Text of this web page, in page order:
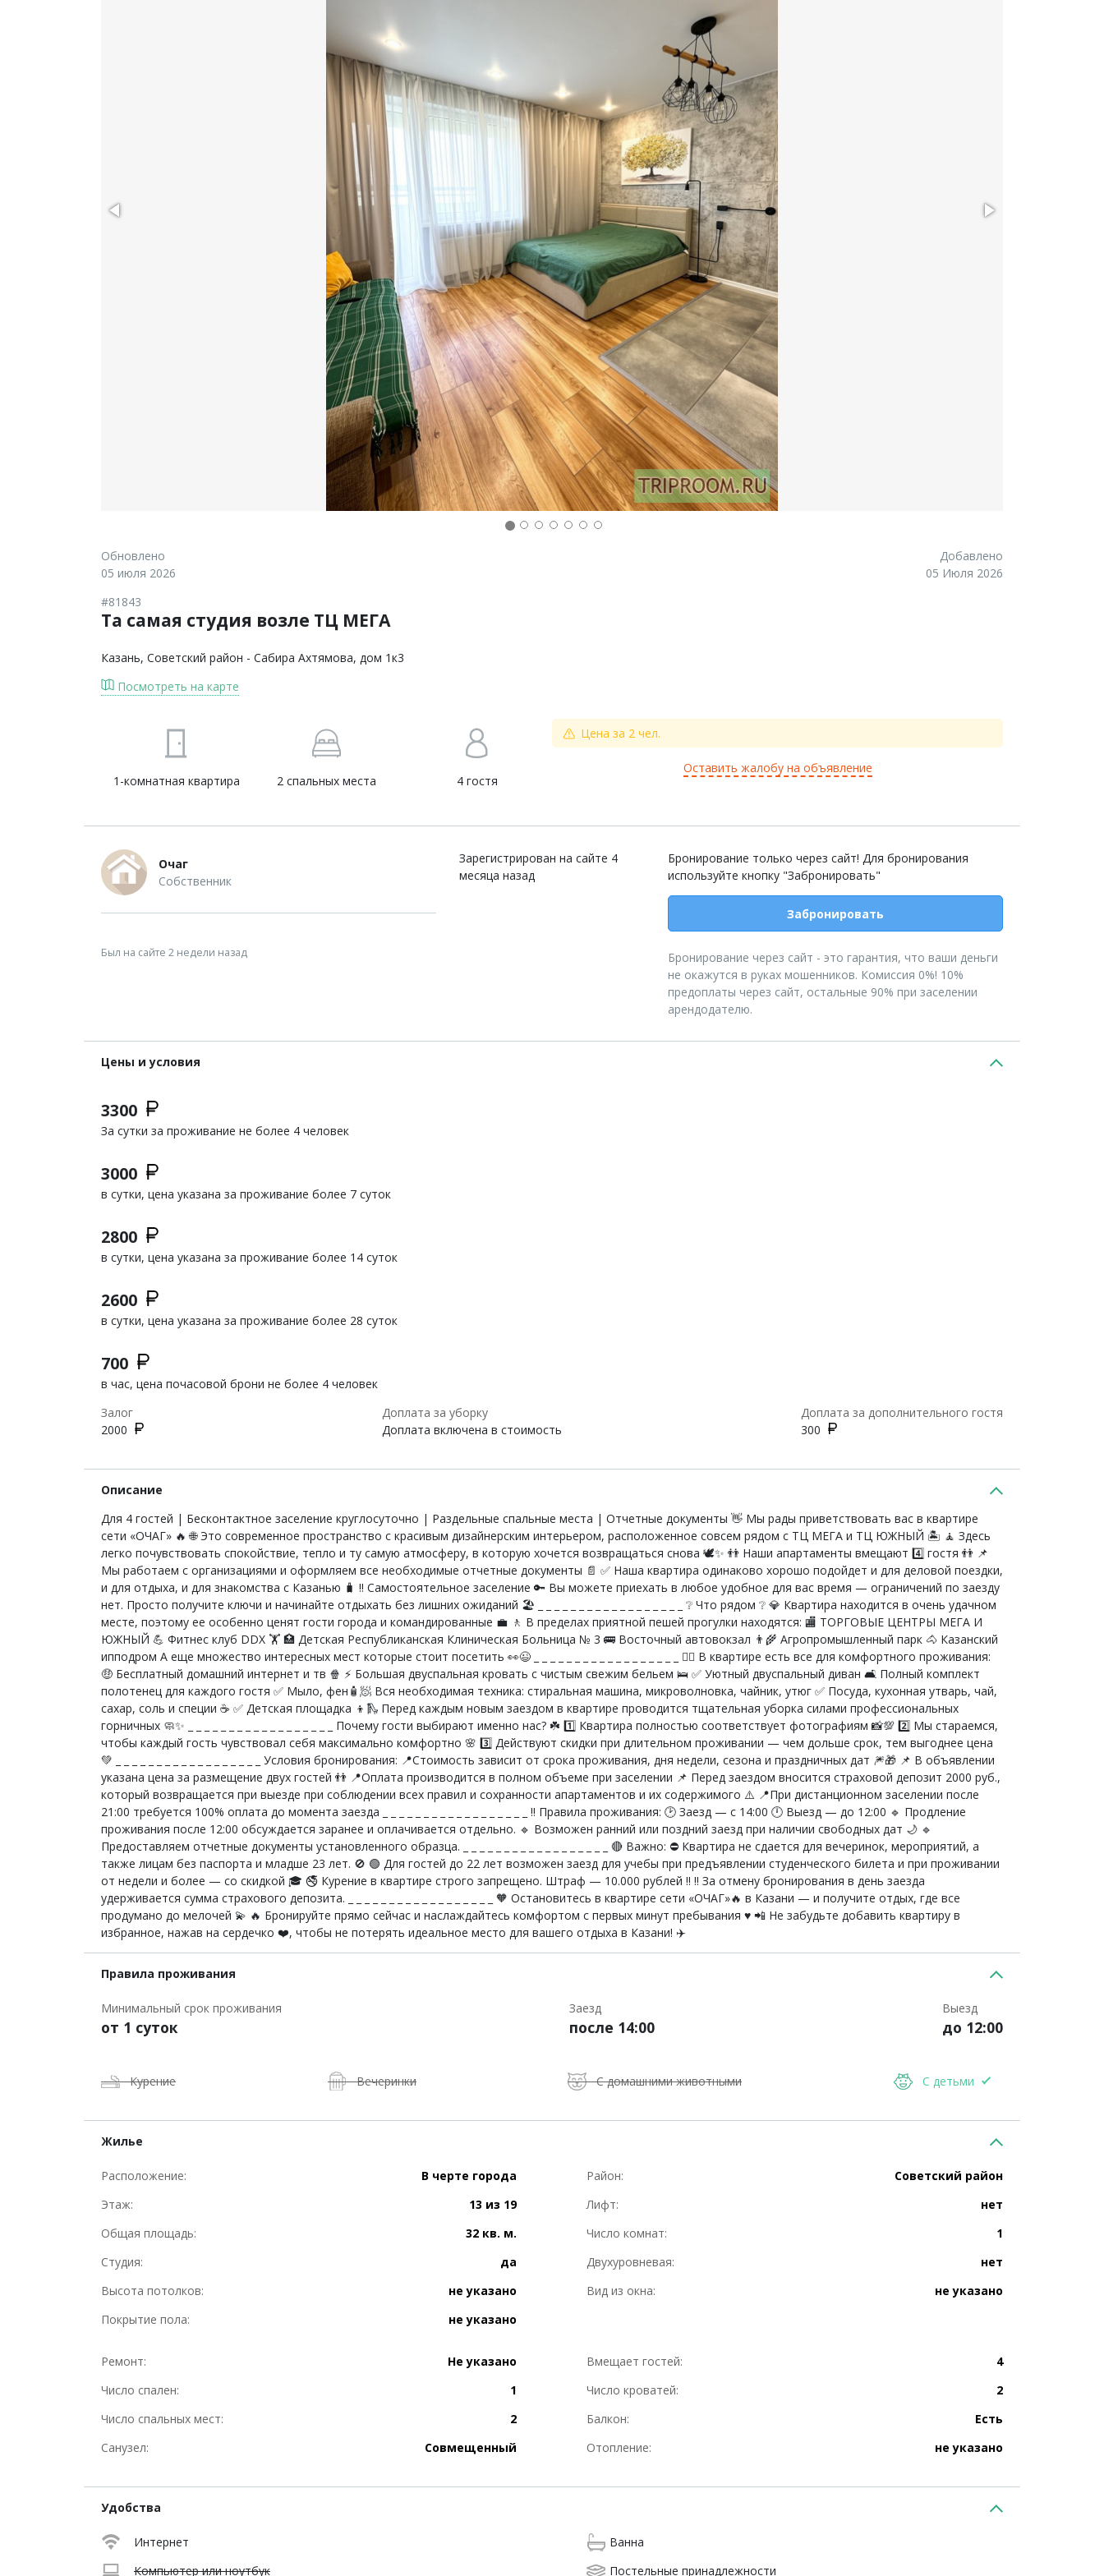
Обновлено
05 июля 2026
Добавлено
05 Июля 2026
Та самая студия возле ТЦ МЕГА
#81843
Казань, Советский район - Сабира Ахтямова, дом 1к3
Посмотреть на карте
1-комнатная квартира 2 спальных места 4 гостя
Цена за 2 чел.
Оставить жалобу на объявление
Очаг
Собственник
Был на сайте 2 недели назад
Зарегистрирован на сайте 4
месяца назад
Бронирование только через сайт! Для бронирования
используйте кнопку "Забронировать"
Забронировать
Бронирование через сайт - это гарантия, что ваши деньги
не окажутся в руках мошенников. Комиссия 0%! 10%
предоплаты через сайт, остальные 90% при заселении
арендодателю.
Цены и условия
3300
За сутки за проживание не более 4 человек
3000
в сутки, цена указана за проживание более 7 суток
2800
в сутки, цена указана за проживание более 14 суток
2600
в сутки, цена указана за проживание более 28 суток
700
в час, цена почасовой брони не более 4 человек
Залог
2000
Доплата за уборку
Доплата включена в стоимость
Доплата за дополнительного гостя
300
Описание
Для 4 гостей | Бесконтактное заселение круглосуточно | Раздельные спальные места | Отчетные документы 👋 Мы рады приветствовать вас в квартире
сети «ОЧАГ» 🔥 🌐 Это современное пространство с красивым дизайнерским интерьером, расположенное совсем рядом с ТЦ МЕГА и ТЦ ЮЖНЫЙ 🏝️ 🧘 Здесь
легко почувствовать спокойствие, тепло и ту самую атмосферу, в которую хочется возвращаться снова 🕊️✨ 👬 Наши апартаменты вмещают 4️⃣ гостя 👬 📌
Мы работаем с организациями и оформляем все необходимые отчетные документы 📄 ✅ Наша квартира одинаково хорошо подойдет и для деловой поездки,
и для отдыха, и для знакомства с Казанью 🧳 ‼️ Самостоятельное заселение 🔑 Вы можете приехать в любое удобное для вас время — ограничений по заезду
нет. Просто получите ключи и начинайте отдыхать без лишних ожиданий 🏖️ _ _ _ _ _ _ _ _ _ _ _ _ _ _ _ _ _ _ ❔ Что рядом ❔ 💎 Квартира находится в очень удачном
месте, поэтому ее особенно ценят гости города и командированные 💼 🚶 В пределах приятной пешей прогулки находятся: 🏬 ТОРГОВЫЕ ЦЕНТРЫ МЕГА И
ЮЖНЫЙ 💪 Фитнес клуб DDX 🏋️ 🏥 Детская Республиканская Клиническая Больница № 3 🚌 Восточный автовокзал 👨‍🌾 Агропромышленный парк 🐴 Казанский
ипподром А еще множество интересных мест которые стоит посетить 👀😉 _ _ _ _ _ _ _ _ _ _ _ _ _ _ _ _ _ _ 👌🏻 В квартире есть все для комфортного проживания:
🤑 Бесплатный домашний интернет и тв 🍿 ⚡ Большая двуспальная кровать с чистым свежим бельем 🛌 ✅ Уютный двуспальный диван 🛋️ Полный комплект
полотенец для каждого гостя ✅ Мыло, фен🧴🧖 Вся необходимая техника: стиральная машина, микроволновка, чайник, утюг ✅ Посуда, кухонная утварь, чай,
сахар, соль и специи ☕ ✅ Детская площадка 👦🛝 Перед каждым новым заездом в квартире проводится тщательная уборка силами профессиональных
горничных 🧼✨ _ _ _ _ _ _ _ _ _ _ _ _ _ _ _ _ _ _ Почему гости выбирают именно нас? ☘️ 1️⃣ Квартира полностью соответствует фотографиям 📸💯 2️⃣ Мы стараемся,
чтобы каждый гость чувствовал себя максимально комфортно 🌸 3️⃣ Действуют скидки при длительном проживании — чем дольше срок, тем выгоднее цена
💚 _ _ _ _ _ _ _ _ _ _ _ _ _ _ _ _ _ _ Условия бронирования: 📍Стоимость зависит от срока проживания, дня недели, сезона и праздничных дат 🎆🎁 📌 В объявлении
указана цена за размещение двух гостей 👬 📍Оплата производится в полном объеме при заселении 📌 Перед заездом вносится страховой депозит 2000 руб.,
который возвращается при выезде при соблюдении всех правил и сохранности апартаментов и их содержимого ⚠️ 📍При дистанционном заселении после
21:00 требуется 100% оплата до момента заезда _ _ _ _ _ _ _ _ _ _ _ _ _ _ _ _ _ _ ‼️ Правила проживания: 🕑 Заезд — с 14:00 🕛 Выезд — до 12:00 🔹 Продление
проживания после 12:00 обсуждается заранее и оплачивается отдельно. 🔹 Возможен ранний или поздний заезд при наличии свободных дат 🌙 🔹
Предоставляем отчетные документы установленного образца. _ _ _ _ _ _ _ _ _ _ _ _ _ _ _ _ _ _ 🔴 Важно: ⛔ Квартира не сдается для вечеринок, мероприятий, а
также лицам без паспорта и младше 23 лет. 🚫 🟢 Для гостей до 22 лет возможен заезд для учебы при предъявлении студенческого билета и при проживании
от недели и более — со скидкой 🎓 🚭 Курение в квартире строго запрещено. Штраф — 10.000 рублей ‼️ ‼️ За отмену бронирования в день заезда
удерживается сумма страхового депозита. _ _ _ _ _ _ _ _ _ _ _ _ _ _ _ _ _ _ 🧡 Остановитесь в квартире сети «ОЧАГ»🔥 в Казани — и получите отдых, где все
продумано до мелочей 💫 🔥 Бронируйте прямо сейчас и наслаждайтесь комфортом с первых минут пребывания ♥ 📲 Не забудьте добавить квартиру в
избранное, нажав на сердечко ❤️, чтобы не потерять идеальное место для вашего отдыха в Казани! ✈️
Правила проживания
Минимальный срок проживания
от 1 суток
Заезд
после 14:00
Выезд
до 12:00
Курение Вечеринки С домашними животными С детьми
Жилье
Расположение: В черте города Район:
Советский район
Этаж:
13 из 19 Лифт:
нет
Общая площадь:
32 кв. м. Число комнат:
1
Студия:
да Двухуровневая:
нет
Высота потолков:
не указано Вид из окна:
не указано
Покрытие пола:
не указано
Ремонт: Не указано Вмещает гостей:
4
Число спален:
1 Число кроватей:
2
Число спальных мест:
2 Балкон:
Есть
Санузел:
Совмещенный Отопление: не указано
Удобства
Интернет
Ванна
Компьютер или ноутбук
Постельные принадлежности